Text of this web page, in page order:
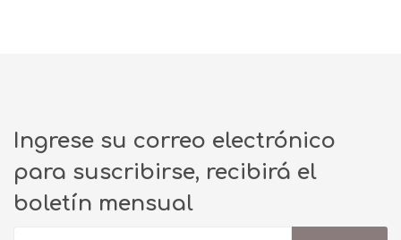
Ingrese su correo electrónico
para suscribirse, recibirá el
boletín mensual